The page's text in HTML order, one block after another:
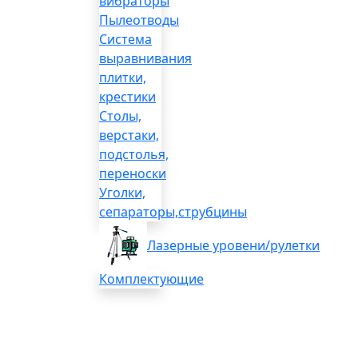
Пылеотводы
Система
выравнивания
плитки,
крестики
Столы,
верстаки,
подстолья,
переноски
Уголки,
сепараторы,струбцины
Лазерные уровени/рулетки
Комплектующие